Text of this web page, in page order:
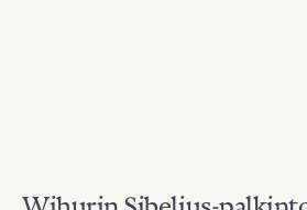
Wihurin Sibelius-